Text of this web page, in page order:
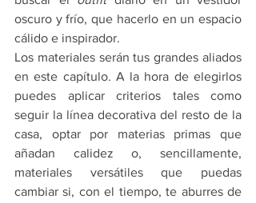
oscuro y frío, que hacerlo en un espacio
cálido e inspirador.
Los materiales serán tus grandes aliados
en este capítulo. A la hora de elegirlos
puedes aplicar criterios tales como
seguir la línea decorativa del resto de la
casa, optar por materias primas que
añadan calidez o, sencillamente,
materiales versátiles que puedas
cambiar si, con el tiempo, te aburres de